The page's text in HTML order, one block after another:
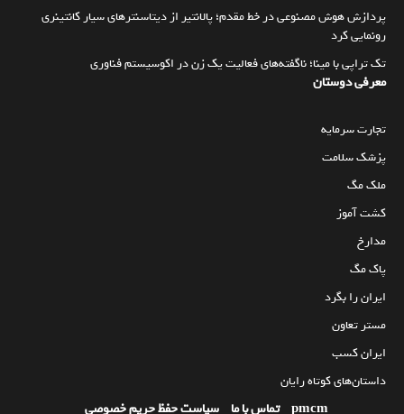
پردازش هوش مصنوعی در خط مقدم؛ پالانتیر از دیتاسنترهای سیار کانتینری
رونمایی کرد
تک تراپی با مینا؛ ناگفته‌های فعالیت یک زن در اکوسیستم فناوری
معرفی دوستان
تجارت سرمایه
پزشک سلامت
ملک مگ
کشت آموز
مدارخ
پاک مگ
ایران را بگرد
مستر تعاون
ایران کسب
داستان‌های کوتاه رایان
pmcm تماس با ما سیاست حفظ حریم خصوصی